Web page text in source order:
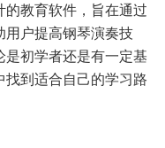
教育软件，旨在通过
用户提高钢琴演奏技
初学者还是有一定基
到适合自己的学习路